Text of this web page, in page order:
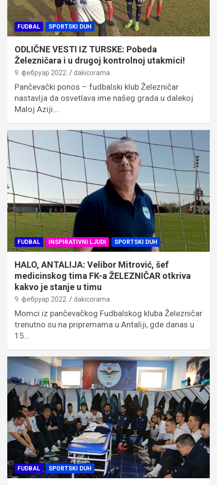
FUDBAL SPORTSKI DUH
ODLIČNE VESTI IZ TURSKE: Pobeda
Železničara i u drugoj kontrolnoj utakmici!
9. фебруар 2022. dakicorama
Pančevački ponos – fudbalski klub Železničar
nastavlja da osvetlava ime našeg grada u dalekoj
Maloj Aziji.…
FUDBAL INSPIRATIVNI LJUDI SPORTSKI DUH
HALO, ANTALIJA: Velibor Mitrović, šef
medicinskog tima FK-a ŽELEZNIČAR otkriva
kakvo je stanje u timu
9. фебруар 2022. dakicorama
Momci iz pančevačkog Fudbalskog kluba Železničar
trenutno su na pripremama u Antaliji, gde danas u
15…
FUDBAL SPORTSKI DUH